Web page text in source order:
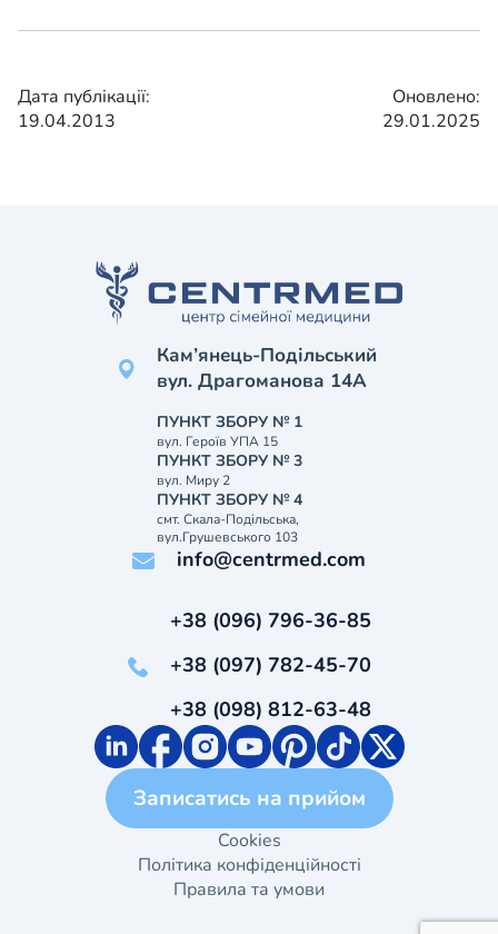
Дата публікації:
19.04.2013
Оновлено:
29.01.2025
Кам’янець-Подільський
вул. Драгоманова 14А
ПУНКТ ЗБОРУ № 1
вул. Героїв УПА 15
ПУНКТ ЗБОРУ № 3
вул. Миру 2
ПУНКТ ЗБОРУ № 4
смт. Скала-Подільська,
вул.Грушевського 103
info@centrmed.com
+38 (096) 796-36-85
+38 (097) 782-45-70
+38 (098) 812-63-48
Записатись на прийом
Cookies
Політика конфіденційності
Правила та умови